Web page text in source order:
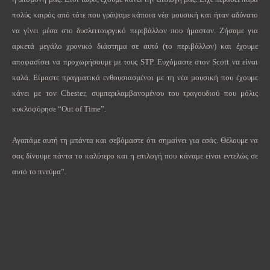
πολύς καιρός από τότε που γράψαμε κάποια νέα μουσική και ήταν αδύνατο
να γίνει μέσα στο δυσλειτουργικό περιβάλλον που ήμασταν. Ζήσαμε για
αρκετά μεγάλο χρονικό διάστημα σε αυτό (το περιβάλλον) και έχουμε
αποφασίσει να προχωρήσουμε με τους STP. Ευχόμαστε στον Scott να είναι
καλά. Είμαστε πραγματικά ενθουσιασμένοι με τη νέα μουσική που έχουμε
κάνει με τονChester, συμπεριλαμβανομένου του τραγουδιού που μόλις
κυκλοφόρησε “Out of Time”.
Αγαπάμε αυτή τη μπάντα και σεβόμαστε ότι σημαίνει για εσάς. Θέλουμε να
σας δίνουμε πάντα το καλύτερο και η επιλογή που κάναμε είναι εντελώς σε
αυτό το πνεύμα”.